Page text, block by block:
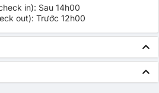
in): Sau 14h00
out): Trước 12h00